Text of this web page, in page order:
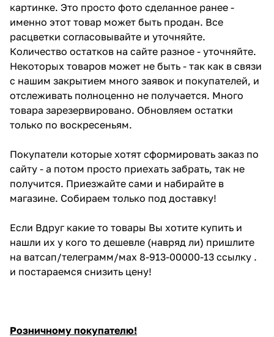
картинке. Это просто фото сделанное ранее -
именно этот товар может быть продан. Все
расцветки согласовывайте и уточняйте.
Количество остатков на сайте разное - уточняйте.
Некоторых товаров может не быть - так как в связи
с нашим закрытием много заявок и покупателей, и
отслеживать полноценно не получается. Много
товара зарезервировано. Обновляем остатки
только по воскресеньям.
Покупатели которые хотят сформировать заказ по
сайту - а потом просто приехать забрать, так не
получится. Приезжайте сами и набирайте в
магазине. Собираем только под доставку!
Если Вдруг какие то товары Вы хотите купить и
нашли их у кого то дешевле (навряд ли) пришлите
на ватсап/телеграмм/мах 8-913-00000-13 ссылку .
и постараемся снизить цену!
Розничному покупателю!